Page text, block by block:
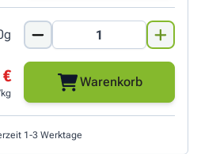
Warenkorb
1-3 Werktage